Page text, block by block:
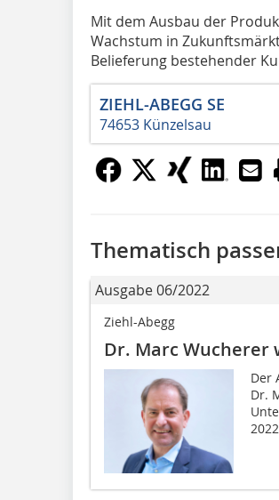
Mit dem Ausbau der
Wachstum in
Belieferung bestehender
ZIEHL-ABEGG SE
74653 Künzelsau
Thematisch
Ausgabe 06/2022
Ziehl-Abegg
Dr. Marc Wucherer
Der
Dr.